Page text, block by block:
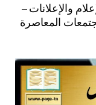
والإعلانات –
المعاصرة